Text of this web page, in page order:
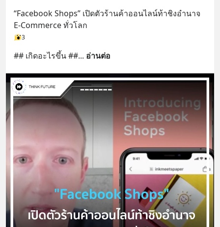
“Facebook Shops” เปิดตัวร้านค้าออนไลน์ท้าชิงอำนาจ
E-Commerce ทั่วโลก
3
## เกิดอะไรขึ้น ##... อ่านต่อ